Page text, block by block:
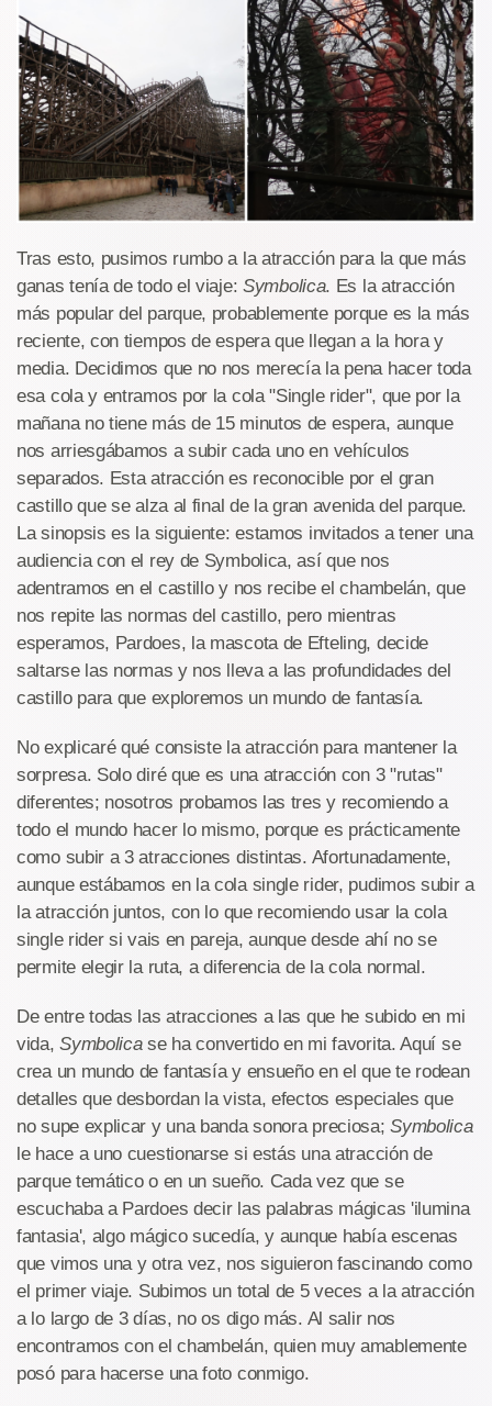
Tras esto, pusimos rumbo a la atracción para la que más
ganas tenía de todo el viaje: Symbolica. Es la atracción
más popular del parque, probablemente porque es la más
reciente, con tiempos de espera que llegan a la hora y
media. Decidimos que no nos merecía la pena hacer toda
esa cola y entramos por la cola "Single rider", que por la
mañana no tiene más de 15 minutos de espera, aunque
nos arriesgábamos a subir cada uno en vehículos
separados. Esta atracción es reconocible por el gran
castillo que se alza al final de la gran avenida del parque.
La sinopsis es la siguiente: estamos invitados a tener una
audiencia con el rey de Symbolica, así que nos
adentramos en el castillo y nos recibe el chambelán, que
nos repite las normas del castillo, pero mientras
esperamos, Pardoes, la mascota de Efteling, decide
saltarse las normas y nos lleva a las profundidades del
castillo para que exploremos un mundo de fantasía.
No explicaré qué consiste la atracción para mantener la
sorpresa. Solo diré que es una atracción con 3 "rutas"
diferentes; nosotros probamos las tres y recomiendo a
todo el mundo hacer lo mismo, porque es prácticamente
como subir a 3 atracciones distintas. Afortunadamente,
aunque estábamos en la cola single rider, pudimos subir a
la atracción juntos, con lo que recomiendo usar la cola
single rider si vais en pareja, aunque desde ahí no se
permite elegir la ruta, a diferencia de la cola normal.
De entre todas las atracciones a las que he subido en mi
vida,Symbolicase ha convertido en mi favorita. Aquí se
crea un mundo de fantasía y ensueño en el que te rodean
detalles que desbordan la vista, efectos especiales que
no supe explicar y una banda sonora preciosa; Symbolica
le hace a uno cuestionarse si estás una atracción de
parque temático o en un sueño. Cada vez que se
escuchaba a Pardoes decir las palabras mágicas 'ilumina
fantasia', algo mágico sucedía, y aunque había escenas
que vimos una y otra vez, nos siguieron fascinando como
el primer viaje. Subimos un total de 5 veces a la atracción
a lo largo de 3 días, no os digo más. Al salir nos
encontramos con el chambelán, quien muy amablemente
posó para hacerse una foto conmigo.